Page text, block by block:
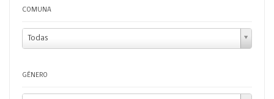
COMUNA
Todas
GÉNERO